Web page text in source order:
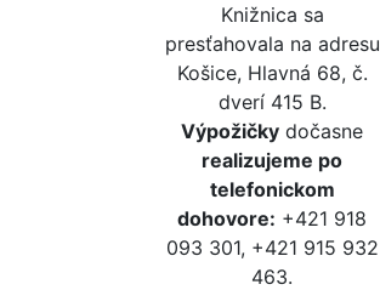
Knižnica sa
presťahovala na adresu
Košice, Hlavná 68, č.
dverí 415 B.
Výpožičky dočasne
realizujeme po
telefonickom
dohovore: +421 918
093 301, +421 915 932
463.